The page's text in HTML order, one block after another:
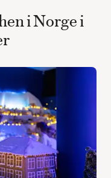
i Norge i